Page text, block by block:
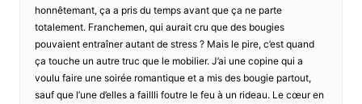
honnêtemant, ça a pris du temps avant que ça ne parte
totalement. Franchemen, qui aurait cru que des bougies
pouvaient entraîner autant de stress ? Mais le pire, c’est quand
ça touche un autre truc que le mobilier. J’ai une copine qui a
voulu faire une soirée romantique et a mis des bougie partout,
sauf que l’une d’elles a faillli foutre le feu à un rideau. Le cœur en